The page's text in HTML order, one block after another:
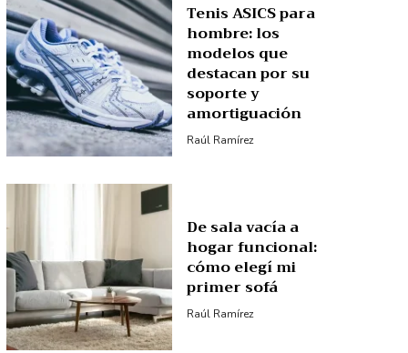
Tenis ASICS para
hombre: los
modelos que
destacan por su
soporte y
amortiguación
Raúl Ramírez
De sala vacía a
hogar funcional:
cómo elegí mi
primer sofá
Raúl Ramírez